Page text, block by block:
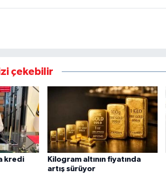
çekebilir
kredi
Kilogram altının fiyatında
artış sürüyor